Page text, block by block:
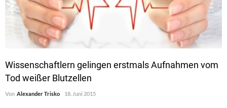
Wissenschaftlern gelingen erstmals Aufnahmen vom
Tod weißer Blutzellen
Von Alexander Trisko 18. Juni 2015